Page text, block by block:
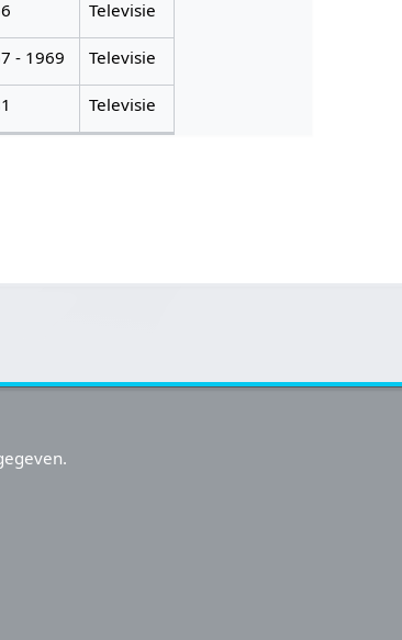
Televisie
- 1969 Televisie
Televisie